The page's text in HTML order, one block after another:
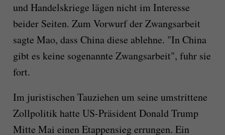
und Handelskriege lägen nicht im Interesse
beider Seiten. Zum Vorwurf der Zwangsarbeit
sagte Mao, dass China diese ablehne. "In China
gibt es keine sogenannte Zwangsarbeit", fuhr sie
fort.
Im juristischen Tauziehen um seine umstrittene
Zollpolitik hatte US-Präsident Donald Trump
Mitte Mai einen Etappensieg errungen. Ein